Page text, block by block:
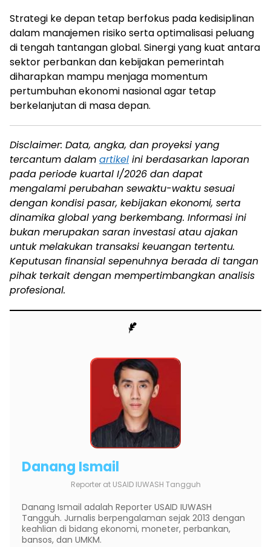
Strategi ke depan tetap berfokus pada kedisiplinan
dalam manajemen risiko serta optimalisasi peluang
di tengah tantangan global. Sinergi yang kuat antara
sektor perbankan dan kebijakan pemerintah
diharapkan mampu menjaga momentum
pertumbuhan ekonomi nasional agar tetap
berkelanjutan di masa depan.
Disclaimer: Data, angka, dan proyeksi yang
tercantum dalam artikel ini berdasarkan laporan
pada periode kuartal I/2026 dan dapat
mengalami perubahan sewaktu-waktu sesuai
dengan kondisi pasar, kebijakan ekonomi, serta
dinamika global yang berkembang. Informasi ini
bukan merupakan saran investasi atau ajakan
untuk melakukan transaksi keuangan tertentu.
Keputusan finansial sepenuhnya berada di tangan
pihak terkait dengan mempertimbangkan analisis
profesional.
Danang Ismail
Reporter at USAID IUWASH Tangguh
Danang Ismail adalah Reporter USAID IUWASH
Tangguh. Jurnalis berpengalaman sejak 2013 dengan
keahlian di bidang ekonomi, moneter, perbankan,
bansos, dan UMKM.